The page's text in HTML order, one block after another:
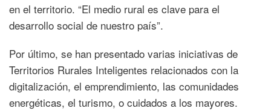
en el territorio. “El medio rural es clave para el
desarrollo social de nuestro país”.
Por último, se han presentado varias iniciativas de
Territorios Rurales Inteligentes relacionados con la
digitalización, el emprendimiento, las comunidades
energéticas, el turismo, o cuidados a los mayores.